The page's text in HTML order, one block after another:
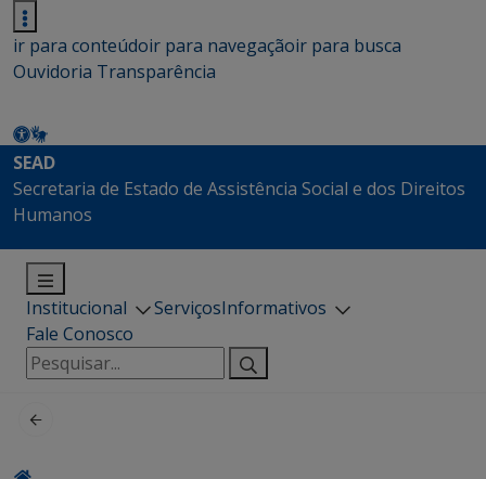
ir para conteúdoir para navegaçãoir para busca
Ouvidoria Transparência
SEAD
Secretaria de Estado de Assistência Social e dos Direitos
Humanos
Institucional ServiçosInformativos
Fale Conosco
Pesquisar
por: